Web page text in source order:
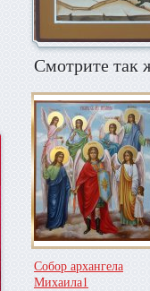
Смотрите так
Собор архангела
Михаила1